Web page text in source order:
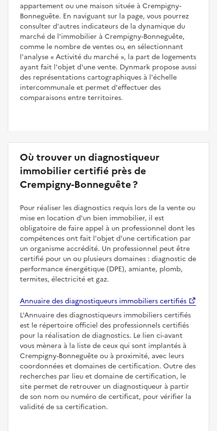
appartement ou une maison située à Crempigny-
Bonneguête. En naviguant sur la page, vous pourrez
consulter d'autres indicateurs de la dynamique du
marché de l'immobilier à Crempigny-Bonneguête,
comme le nombre de ventes ou, en sélectionnant
l'analyse
Activité du marché , la part de logements
ayant fait l'objet d'une vente. Dynmark propose aussi
des représentations cartographiques à l'échelle
intercommunale et permet d'effectuer des
comparaisons entre territoires.
Où trouver un diagnostiqueur
immobilier certifié près de
Crempigny-Bonneguête ?
Pour réaliser les diagnostics requis lors de la vente ou
mise en location d'un bien immobilier, il est
obligatoire de faire appel à un professionnel dont les
compétences ont fait l'objet d'une certification par
un organisme accrédité. Un professionnel peut être
certifié pour un ou plusieurs domaines : diagnostic de
performance énergétique (DPE), amiante, plomb,
termites, électricité et gaz.
Annuaire des diagnostiqueurs immobiliers certifiés
L'Annuaire des diagnostiqueurs immobiliers certifiés
est le répertoire officiel des professionnels certifiés
pour la réalisation de diagnostics. Le lien ci-avant
vous mènera à la liste de ceux qui sont implantés à
Crempigny-Bonneguête ou à proximité, avec leurs
coordonnées et domaines de certification. Outre des
recherches par lieu et domaine de certification, le
site permet de retrouver un diagnostiqueur à partir
de son nom ou numéro de certificat, pour vérifier la
validité de sa certification.